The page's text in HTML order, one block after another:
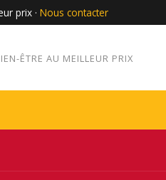
prix · Nous contacter
ÊTRE AU MEILLEUR PRIX